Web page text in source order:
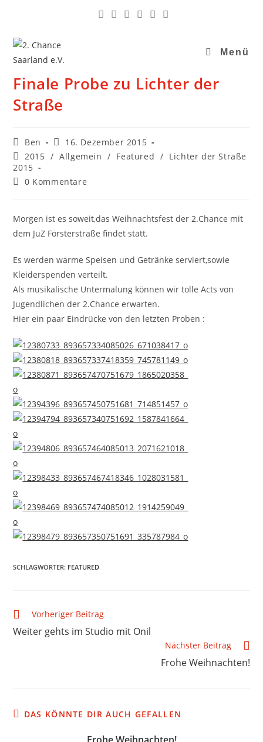
Menü
Finale Probe zu Lichter der
Straße
Ben
16. Dezember 2015
2015 / Allgemein / Featured / Lichter der Straße
2015
0 Kommentare
Morgen ist es soweit,das Weihnachtsfest der 2.Chance mit
dem JuZ Försterstraße findet statt.
Es werden warme Speisen und Getränke serviert,sowie
Kleiderspenden verteilt.
Als musikalische Untermalung können wir tolle Acts von
Jugendlichen der 2.Chance erwarten.
Hier ein paar Eindrücke von den letzten Proben :
SCHLAGWÖRTER: FEATURED
Vorheriger Beitrag
Weiter gehts im Studio mit Onil
Nächster Beitrag
Frohe Weihnachten!
DAS KÖNNTE DIR AUCH GEFALLEN